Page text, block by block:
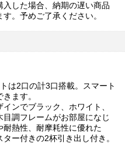
した場合、納期の遅い商品
。予めご了承ください。
は2口の計3口搭載。スマート
ます。
ンでブラック、ホワイト、
調フレームがお部屋になじ
熱性、耐摩耗性に優れた
ー付きの2杯引き出し付き。